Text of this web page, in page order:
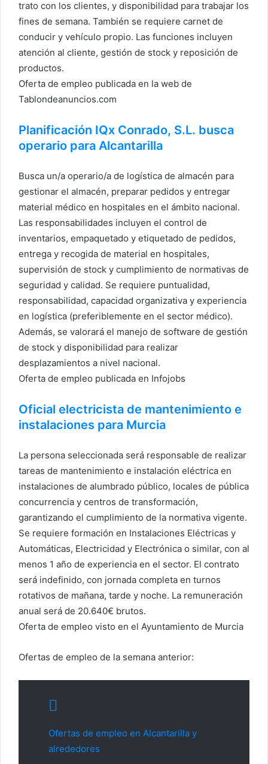
trato con los clientes, y disponibilidad para trabajar los
fines de semana. También se requiere carnet de
conducir y vehículo propio. Las funciones incluyen
atención al cliente, gestión de stock y reposición de
productos.
Oferta de empleo publicada en la web de
Tablondeanuncios.com
Planificación IQx Conrado, S.L. busca
operario para Alcantarilla
Busca un/a operario/a de logística de almacén para
gestionar el almacén, preparar pedidos y entregar
material médico en hospitales en el ámbito nacional.
Las responsabilidades incluyen el control de
inventarios, empaquetado y etiquetado de pedidos,
entrega y recogida de material en hospitales,
supervisión de stock y cumplimiento de normativas de
seguridad y calidad. Se requiere puntualidad,
responsabilidad, capacidad organizativa y experiencia
en logística (preferiblemente en el sector médico).
Además, se valorará el manejo de software de gestión
de stock y disponibilidad para realizar
desplazamientos a nivel nacional.
Oferta de empleo publicada en Infojobs
Oficial electricista de mantenimiento e
instalaciones para Murcia
La persona seleccionada será responsable de realizar
tareas de mantenimiento e instalación eléctrica en
instalaciones de alumbrado público, locales de pública
concurrencia y centros de transformación,
garantizando el cumplimiento de la normativa vigente.
Se requiere formación en Instalaciones Eléctricas y
Automáticas, Electricidad y Electrónica o similar, con al
menos 1 año de experiencia en el sector. El contrato
será indefinido, con jornada completa en turnos
rotativos de mañana, tarde y noche. La remuneración
anual será de 20.640€ brutos.
Oferta de empleo visto en el Ayuntamiento de Murcia
Ofertas de empleo de la semana anterior:
Ofertas de empleo en Alcantarilla y
alrededores